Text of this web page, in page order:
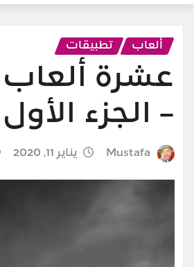
ألعاب تطبيقات
عشرة ألعاب
– الجزء الأول
Mustafa يناير 11, 2020